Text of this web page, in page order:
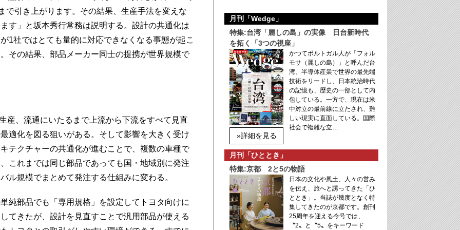
で引き上がります。その結果、生産手法を変えな
す」と坂本秀行常務は説明する。設計の共通化は
1社ではとても量的に対応できなくなる事態が起こ
その結果、部品メーカー同士の提携が世界規模で
、流通にいたるまで上流から下流をすべて見直
適化を図る狙いがある。そして影響を大きく受け
テクチャーの共通化が進むことで、複数の車種で
これまでは同じ部品であっても国・地域別に発注
ル規模でまとめて発注する仕組みに変わる。
部品でも「専用規格」を設定してトヨタ向けに
てきたが、設計を見直すことで汎用部品が使える
月刊「Wedge」
特集:台湾「麗しの島」の実像 日台新時代
を拓く「3つの視座」
»詳細を見る
かつてポルトガル人が「フォル
モサ（麗しの島）」と呼んだ台
湾。半導体産業で世界の最先端
技術をリードし、日本統治時代
の記憶も、歴史の一部として内
包している。一方で、現在は米
中対立の最前線に立たされ、難
しい現実に直面している。国際
社会で複雑な立…
月刊「ひととき」
特集:京都 2と5の物語
日本の文化や風土、人々の営み
を伝え、旅へと誘ってきた「ひ
ととき」。当誌が幾度となく特
集してきたのが京都です。創刊
25周年を迎える今号では、
〝2〟と〝5〟をキーワード